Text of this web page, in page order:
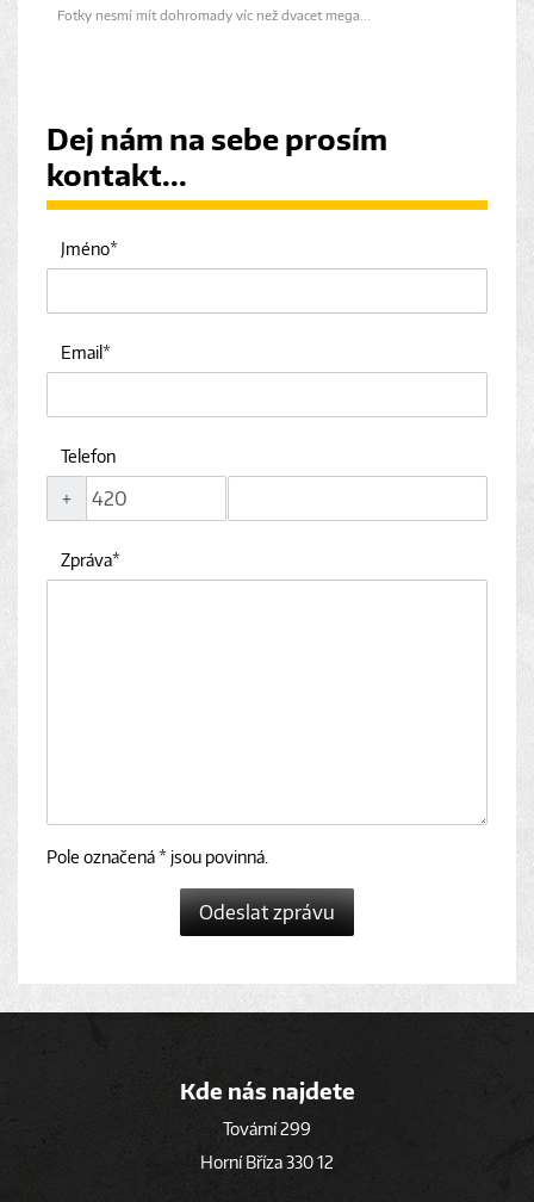
Fotky nesmí mít dohromady víc než dvacet mega...
Dej nám na sebe prosím
kontakt...
Jméno
Email
Telefon
+
Zpráva
Pole označená * jsou povinná.
Odeslat zprávu
Kde nás najdete
Tovární 299
Horní Bříza 330 12